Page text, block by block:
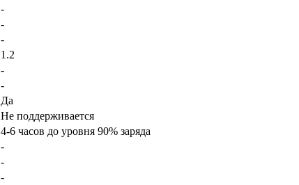
-
-
-
1.2
-
-
Да
Не поддерживается
4-6 часов до уровня 90% заряда
-
-
-